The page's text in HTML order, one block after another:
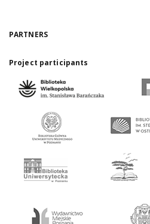
PARTNERS
Project participants